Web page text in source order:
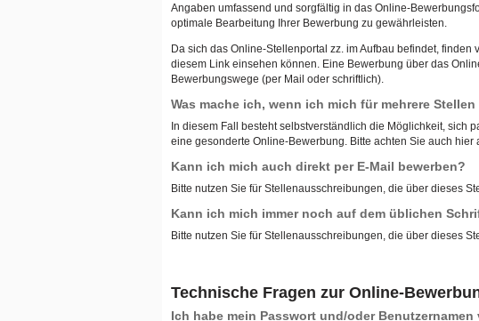
Angaben umfassend und sorgfältig in das Online-
optimale Bearbeitung Ihrer Bewerbung zu gewährleisten.
Da sich das Online-Stellenportal zz. im Aufbau befindet,
diesem Link einsehen können. Eine Bewerbung über das
Bewerbungswege (per Mail oder schriftlich).
Was mache ich, wenn ich mich für mehrere
In diesem Fall besteht selbstverständlich die Möglichkeit, sich
eine gesonderte Online-Bewerbung. Bitte achten Sie auch
Kann ich mich auch direkt per E-Mail bewerben?
Bitte nutzen Sie für Stellenausschreibungen, die über dieses
Kann ich mich immer noch auf dem üblichen
Bitte nutzen Sie für Stellenausschreibungen, die über dieses
Technische Fragen zur Online-
Ich habe mein Passwort und/oder